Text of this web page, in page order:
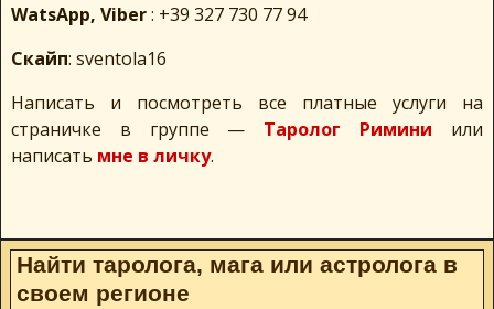
WatsApp, Viber: +39 327 730 77 94
Скайп: sventola16
Написать и посмотреть все платные услуги на
страничке в группе — Таролог Римини
или
написать мне в личку.
Найти таролога, мага или астролога в
своем регионе